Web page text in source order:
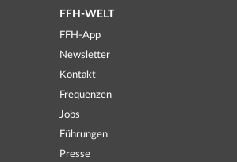
FFH-WELT
FFH-App
Newsletter
Kontakt
Frequenzen
Jobs
Führungen
Presse